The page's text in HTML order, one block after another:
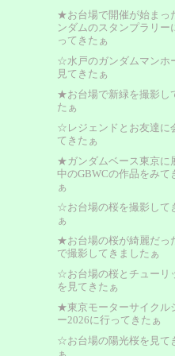
★お台場で開催が始まっ
ンダムのスタンプラリー
ってきたぁ
☆水戸のガンダムマンホ
見てきたぁ
★お台場で新緑を撮影し
たぁ
☆レジェンドとお友達に
てきたぁ
★ガンダムベース東京に
中のGBWCの作品をみて
ぁ
☆お台場の桜を撮影して
ぁ
★お台場の桜が綺麗だっ
で撮影してきましたぁ
☆お台場の桜とチューリ
を見てきたぁ
★東京モーターサイクル
ー2026に行ってきたぁ
☆お台場の陽光桜を見て
ぁ